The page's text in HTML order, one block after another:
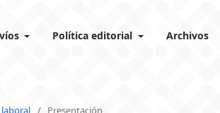
Política editorial Archivos
laboral / Presentación